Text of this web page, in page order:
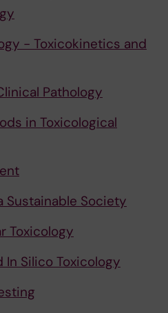
- Toxicokinetics and
Pathology
in Toxicological
Sustainable Society
Toxicology
In Silico Toxicology